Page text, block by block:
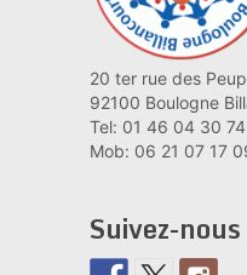
20 ter rue des
92100 Boulogne
Tel: 01 46 04 30 74
Mob: 06 21 07 17
Suivez-nous